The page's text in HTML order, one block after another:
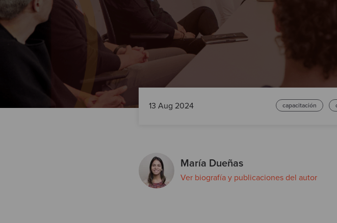
13 Aug 2024 capacitación
María Dueñas
Ver biografía y publicaciones del autor